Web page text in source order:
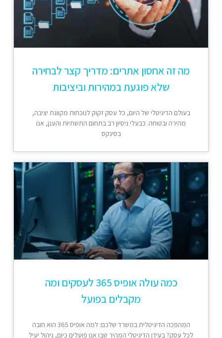
מה זה אחסון אתרים: מדריך קצר לבחירה
שלא פוגעת במהירות וביציבות
בעולם הדיגיטלי של היום, כל עסק זקוק לנוכחות מקוונת יציבה,
מהירה ובטוחה. כבעלי ניסיון רב בתחום התשתיות והענן, אנו
בסינקס
כמה עולה אופיס 365 לעסקים ומה
מקבלים בפועל
המהפכה הדיגיטלית במשרד שלכם: למה אופיס 365 הוא חובה
לכל עסק? בעידן הדיגיטלי המהיר שבו אנו פועלים כיום, ניהול יעיל